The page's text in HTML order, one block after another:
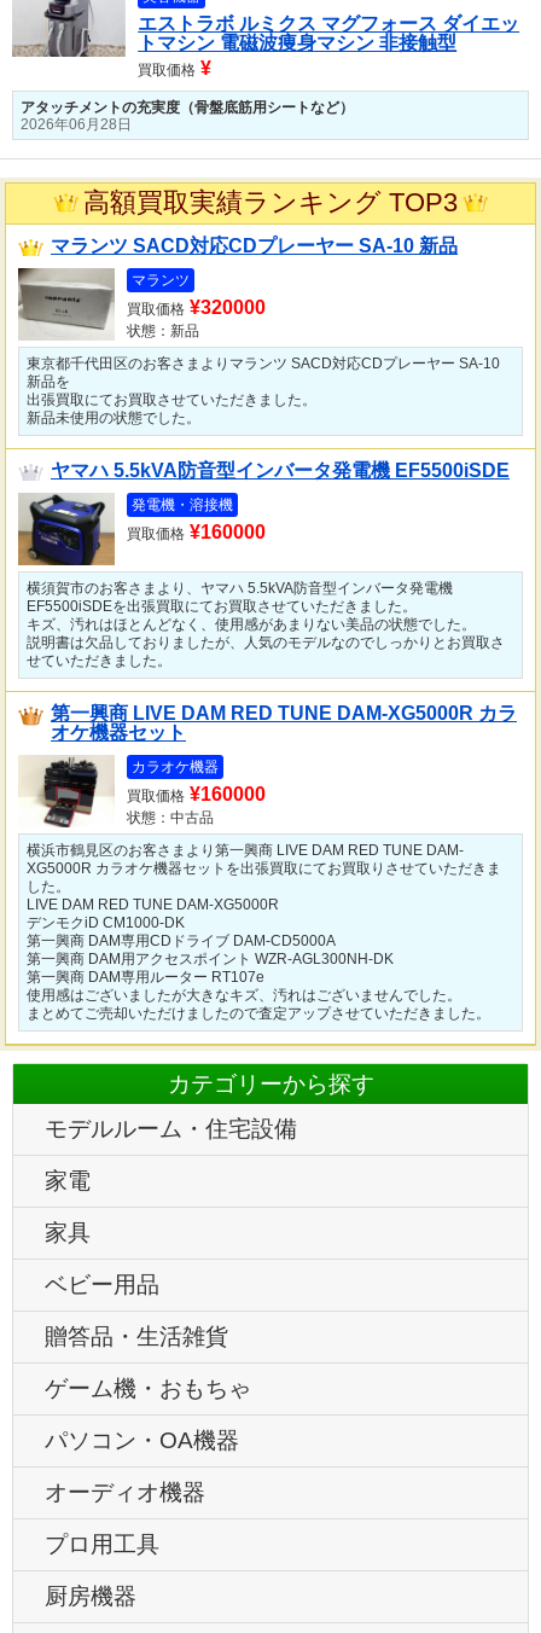
エストラボ ルミクス マグフォース ダイエッ
トマシン 電磁波痩身マシン 非接触型
買取価格 ¥
アタッチメントの充実度（骨盤底筋用シートなど）
2026年06月28日
高額買取実績ランキング TOP3
マランツ SACD対応CDプレーヤー SA-10 新品
マランツ
買取価格 ¥320000
状態：新品
東京都千代田区のお客さまよりマランツ SACD対応CDプレーヤー SA-10
新品を
出張買取にてお買取させていただきました。
新品未使用の状態でした。
ヤマハ 5.5kVA防音型インバータ発電機 EF5500iSDE
発電機・溶接機
買取価格 ¥160000
横須賀市のお客さまより、ヤマハ 5.5kVA防音型インバータ発電機
EF5500iSDEを出張買取にてお買取させていただきました。
キズ、汚れはほとんどなく、使用感があまりない美品の状態でした。
説明書は欠品しておりましたが、人気のモデルなのでしっかりとお買取さ
せていただきました。
第一興商 LIVE DAM RED TUNE DAM-XG5000R カラ
オケ機器セット
カラオケ機器
買取価格 ¥160000
状態：中古品
横浜市鶴見区のお客さまより第一興商 LIVE DAM RED TUNE DAM-
XG5000R カラオケ機器セットを出張買取にてお買取りさせていただきま
した。
LIVE DAM RED TUNE DAM-XG5000R
デンモクiD CM1000-DK
第一興商 DAM専用CDドライブ DAM-CD5000A
第一興商 DAM用アクセスポイント WZR-AGL300NH-DK
第一興商 DAM専用ルーター RT107e
使用感はございましたが大きなキズ、汚れはございませんでした。
まとめてご売却いただけましたので査定アップさせていただきました。
カテゴリーから探す
モデルルーム・住宅設備
家電
家具
ベビー用品
贈答品・生活雑貨
ゲーム機・おもちゃ
パソコン・OA機器
オーディオ機器
プロ用工具
厨房機器